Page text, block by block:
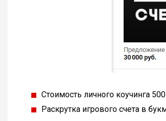
Стоимость личного коучинга
Раскрутка игрового счета в